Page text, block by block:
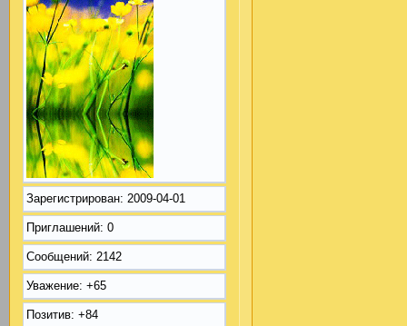
Зарегистрирован: 2009-04-01
Приглашений: 0
Сообщений: 2142
Уважение: +65
Позитив: +84